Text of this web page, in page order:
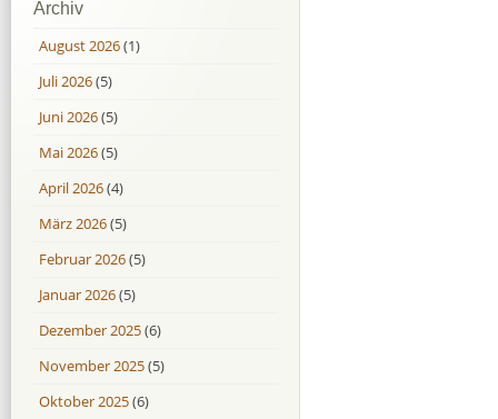
Archiv
August 2026(1)
Juli 2026(5)
Juni 2026(5)
Mai 2026(5)
April 2026(4)
März 2026(5)
Februar 2026(5)
Januar 2026(5)
Dezember 2025(6)
November 2025(5)
Oktober 2025(6)